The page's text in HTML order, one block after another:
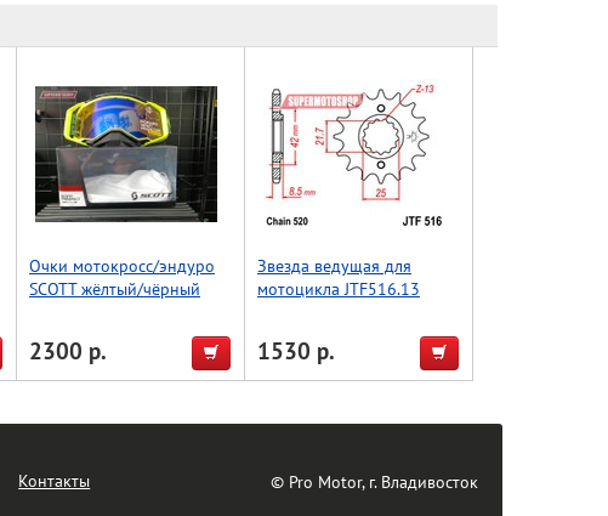
Очки мотокросс/эндуро
SCOTT жёлтый/чёрный
2300 р.
Звезда ведущая для
мотоцикла JTF516.13
1530 р.
Контакты © Pro Motor, г. Владивосток